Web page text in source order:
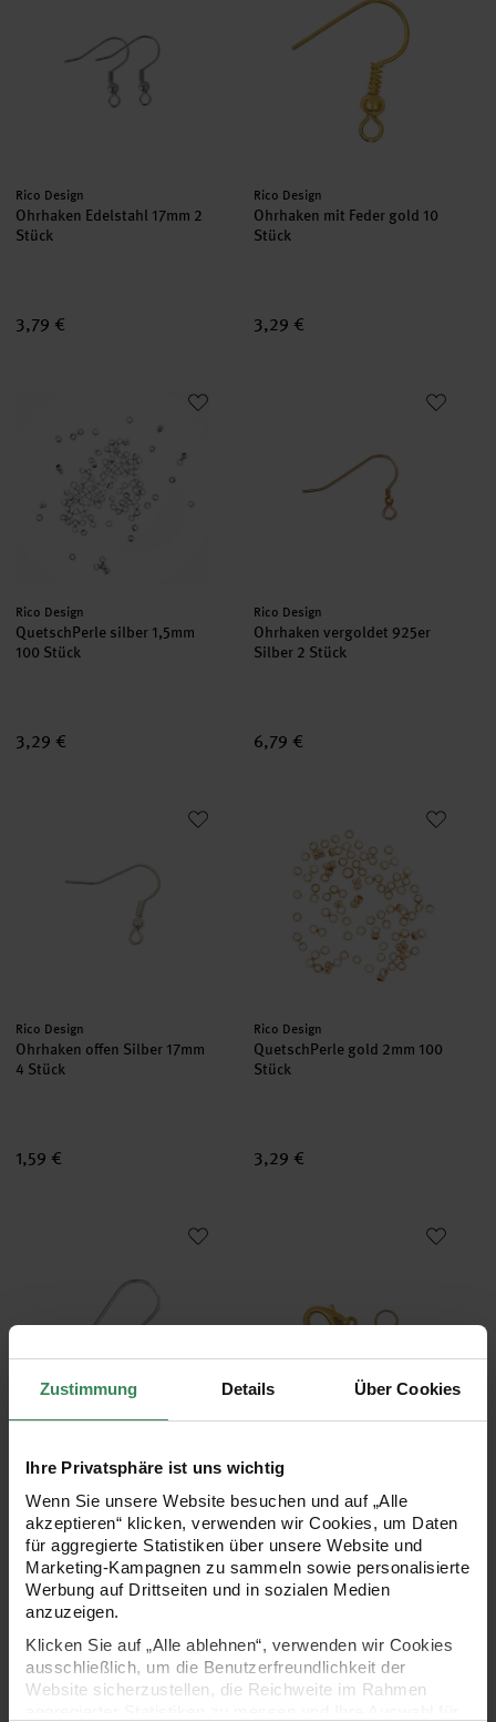
Zustimmung Details Über Cookies
Ihre Privatsphäre ist uns wichtig
Wenn Sie unsere Website besuchen und auf „Alle
akzeptieren“ klicken, verwenden wir Cookies, um Daten
für aggregierte Statistiken über unsere Website und
Marketing-Kampagnen zu sammeln sowie personalisierte
Werbung auf Drittseiten und in sozialen Medien
anzuzeigen.
Klicken Sie auf „Alle ablehnen“, verwenden wir Cookies
ausschließlich, um die Benutzerfreundlichkeit der
Website sicherzustellen, die Reichweite im Rahmen
Hersteller:
Rico Design
Ohrhaken Edelstahl 17mm 2
Stück
3,79 €
Hersteller:
Rico Design
Ohrhaken mit Feder gold 10
Stück
3,29 €
QuetschPerle silber 1,5mm 100 Stück
Hersteller:
Rico Design
QuetschPerle silber 1,5mm
100 Stück
3,29 €
Ohrhaken vergoldet 925er
Hersteller:
Rico Design
Ohrhaken vergoldet 925er
Silber 2 Stück
6,79 €
Ohrhaken offen Silber 17mm
Hersteller:
Rico Design
Ohrhaken offen Silber 17mm
4 Stück
1,59 €
QuetschPerle gold 2mm 100
Hersteller:
Rico Design
QuetschPerle gold 2mm 100
Stück
3,29 €
Ohrhaken 925er Silber 2 Stück
Ohrhaken 925er Silber 2
5,99 €
Karabiner mit 2 Federringe
Karabiner mit 2 Federringe
2,29 €
Klemmverschluss mit Karabiner silber 15mmBastelanleitung Hängende